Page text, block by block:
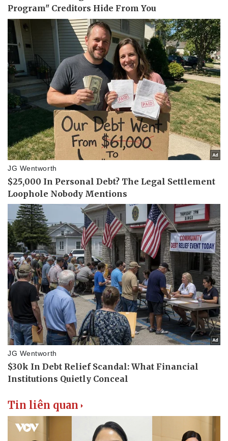
Tin liên quan